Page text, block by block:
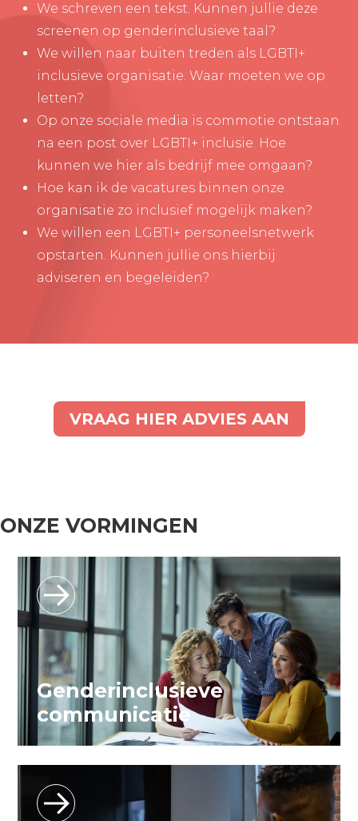
We schreven een tekst. Kunnen jullie deze
screenen op genderinclusieve taal?
We willen naar buiten treden als LGBTI+
inclusieve organisatie. Waar moeten we op
letten?
Op onze sociale media is commotie ontstaan
na een post over LGBTI+ inclusie. Hoe
kunnen we hier als bedrijf mee omgaan?
Hoe kan ik de vacatures binnen onze
organisatie zo inclusief mogelijk maken?
We willen een LGBTI+ personeelsnetwerk
opstarten. Kunnen jullie ons hierbij
adviseren en begeleiden?
VRAAG HIER ADVIES AAN
ONZE VORMINGEN
Genderinclusieve
communicatie